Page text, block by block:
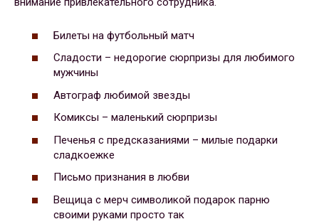
Билеты на футбольный матч
Сладости – недорогие сюрпризы для любимого
мужчины
Автограф любимой звезды
Комиксы – маленький сюрпризы
Печенья с предсказаниями – милые подарки
сладкоежке
Письмо признания в любви
Вещица с мерч символикой подарок парню
своими руками просто так